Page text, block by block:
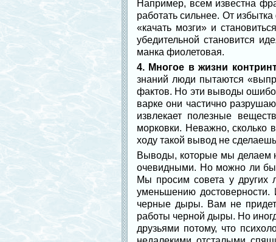
Например, всем известна
работать сильнее. От
«качать мозги» и
убедительной становится
манка фиолетовая.
4. Многое в жизни
знаний люди пытаются
фактов. Но эти выводы
варке они частично
извлекает полезные
морковки. Неважно, сколько
ходу такой вывод не
Выводы, которые мы делаем
очевидными. Но можно ли
Мы просим совета у других
уменьшению достоверности.
черные дыры. Вам не
работы черной дыры. Но
друзьями потому, что